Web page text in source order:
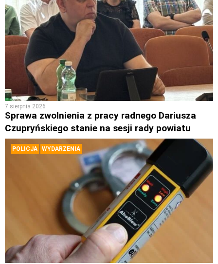
7 sierpnia 2026
Sprawa zwolnienia z pracy radnego Dariusza
Czupryńskiego stanie na sesji rady powiatu
POLICJA WYDARZENIA